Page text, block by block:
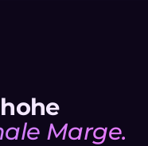
Marge.